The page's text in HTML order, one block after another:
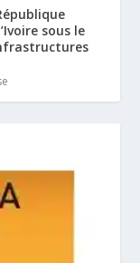
sous le